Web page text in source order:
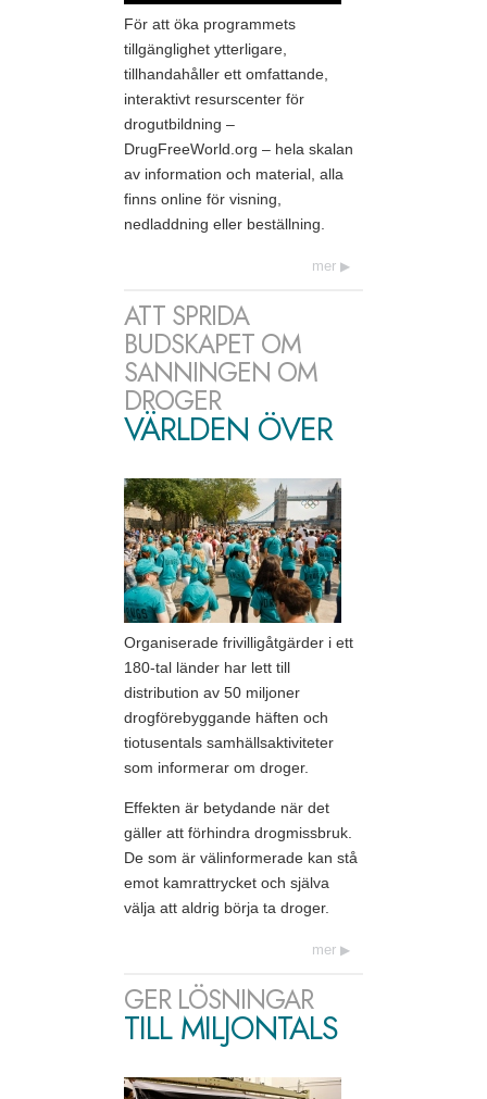
För att öka programmets
tillgänglighet ytterligare,
tillhandahåller ett omfattande,
interaktivt resurscenter för
drogutbildning –
DrugFreeWorld.org – hela skalan
av information och material, alla
finns online för visning,
nedladdning eller beställning.
mer
ATT SPRIDA
BUDSKAPET OM
SANNINGEN OM
DROGER
VÄRLDEN ÖVER
Organiserade frivilligåtgärder i ett
180-tal länder har lett till
distribution av 50 miljoner
drogförebyggande häften och
tiotusentals samhällsaktiviteter
som informerar om droger.
Effekten är betydande när det
gäller att förhindra drogmissbruk.
De som är välinformerade kan stå
emot kamrattrycket och själva
välja att aldrig börja ta droger.
mer
GER LÖSNINGAR
TILL MILJONTALS